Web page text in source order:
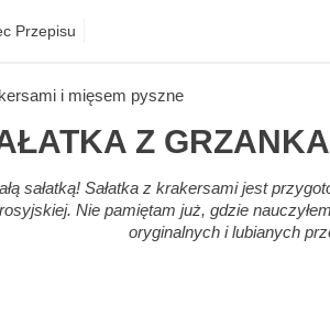
Przepisu
i mięsem pyszne
Z
sałatką! Sałatka z krakersami jest
Nie pamiętam już, gdzie
oryginalnych i lubianych